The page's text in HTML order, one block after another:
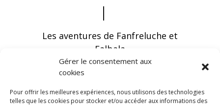
Gérer le consentement aux
cookies
Pour offrir les meilleures expériences, nous utilisons des technologies
telles que les cookies pour stocker et/ou accéder aux informations des
Les aventures de Fanfreluche et
Falbala